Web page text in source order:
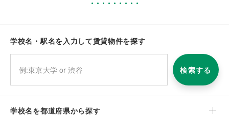
学校名・駅名を入力して賃貸物件を探す
検索する
学校名を都道府県から探す